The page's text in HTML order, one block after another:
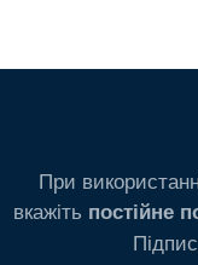
При
вкажіть постійне